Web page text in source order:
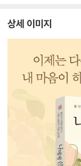
상세 이미지